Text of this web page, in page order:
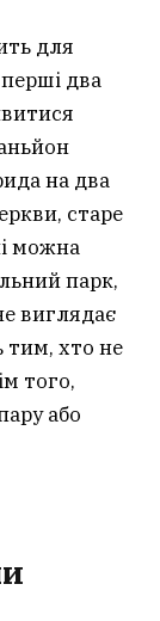
для
два
на два
старе
можна
парк,
виглядає
тим, хто не
того,
або